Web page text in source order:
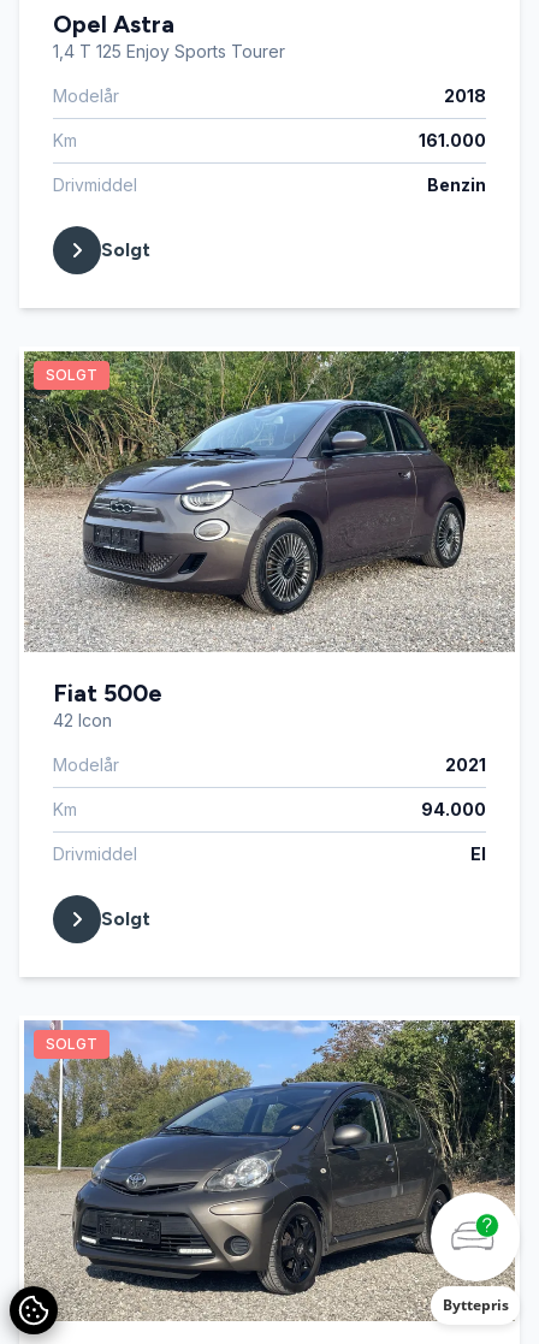
Opel Astra
1,4 T 125 Enjoy Sports Tourer
Modelår 2018
Km 161.000
Drivmiddel Benzin
Solgt
SOLGT
Fiat 500e
42 Icon
Modelår 2021
Km 94.000
Drivmiddel El
Solgt
SOLGT
Byttepris